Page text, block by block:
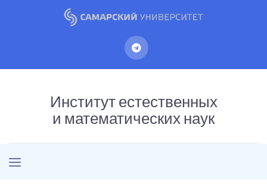
Институт естественных
и математических наук